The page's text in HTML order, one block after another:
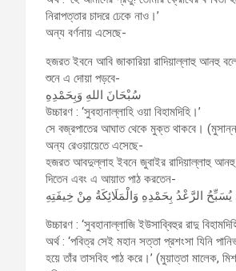
নিরাপত্তার চাদরে ঢেকে নাও।’
অন্য বর্ণনায় এসেছে-
হজরত ইবনে আবি জাকারিয়া রাদিয়াল্লাহু আনহু
শুনে এ দোয়া পড়বে-
سُبْحَانَ اللهِ وَبِحَمْدِهِ
উচ্চারণ : ‘সুবহানাল্লাহি ওয়া বিহামদিহি।’
সে বজ্রপাতের আঘাত থেকে মুক্ত থাকবে।
অন্য রেওয়ায়েতে এসেছে-
হজরত আবদুল্লাহ ইবনে জুবাইর রাদিয়াল্লাহু আনহু
দিতেন এবং এ আয়াত পাঠ করতেন-
الرَّعْدُ بِحَمْدِهِ وَالْمَلَائِكَةُ مِنْ خِيفَتِهِ
উচ্চারণ : ‘সুবহানাল্লাজি ইউসাব্বিহুর রাদু
অর্থ : ‘পবিত্র সেই মহান সত্তা প্রশংসা যিনি
হয়ে তাঁর তাসবিহ পাঠ করে।’ (মুয়াত্তা মালেক,